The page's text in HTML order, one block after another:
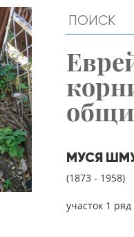
МУСЯ
(1873 - 1958)
участок 1